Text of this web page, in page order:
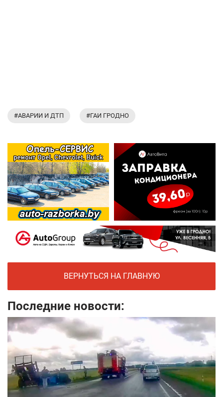
#АВАРИИ И ДТП #ГАИ ГРОДНО
ВЕРНУТЬСЯ НА ГЛАВНУЮ
Последние новости: